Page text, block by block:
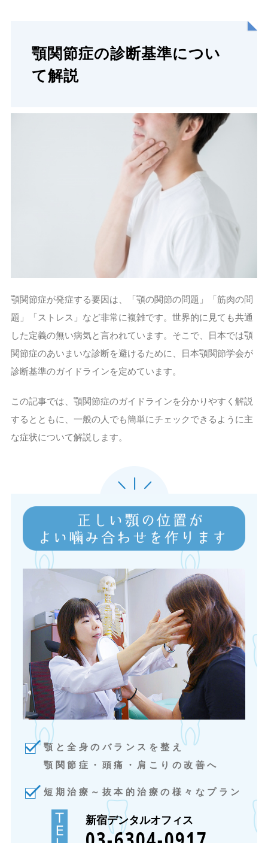
顎関節症の診断基準につい
て解説
顎関節症が発症する要因は、「顎の関節の問題」「筋肉の問
題」「ストレス」など非常に複雑です。世界的に見ても共通
した定義の無い病気と言われています。そこで、日本では顎
関節症のあいまいな診断を避けるために、日本顎関節学会が
診断基準のガイドラインを定めています。
この記事では、顎関節症のガイドラインを分かりやすく解説
するとともに、一般の人でも簡単にチェックできるように主
な症状について解説します。
顎と全身のバランスを整え
顎関節症・頭痛・肩こりの改善へ
短期治療～抜本的治療の様々なプラン
新宿デンタルオフィス